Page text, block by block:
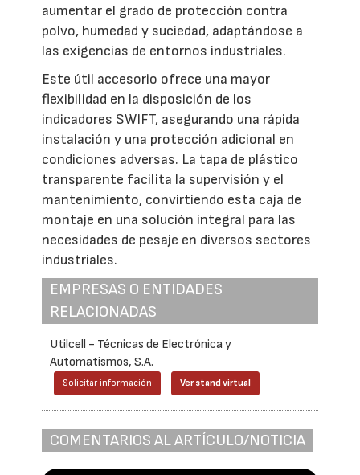
aumentar el grado de protección contra
polvo, humedad y suciedad, adaptándose a
las exigencias de entornos industriales.
Este útil accesorio ofrece una mayor
flexibilidad en la disposición de los
indicadores SWIFT, asegurando una rápida
instalación y una protección adicional en
condiciones adversas. La tapa de plástico
transparente facilita la supervisión y el
mantenimiento, convirtiendo esta caja de
montaje en una solución integral para las
necesidades de pesaje en diversos sectores
industriales.
EMPRESAS O ENTIDADES
RELACIONADAS
Utilcell - Técnicas de Electrónica y
Automatismos, S.A.
Solicitar información Ver stand virtual
COMENTARIOS AL ARTÍCULO/NOTICIA